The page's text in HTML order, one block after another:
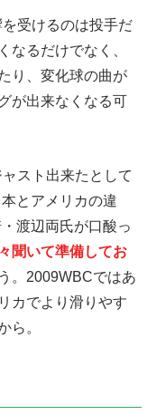
受けるのは投手だ
なるだけでなく、
り、変化球の曲が
が出来なくなる可
スト出来たとして
とアメリカの違
渡辺両氏が口酸っ
聞いて準備してお
。2009WBCではあ
カでより滑りやす
ら。